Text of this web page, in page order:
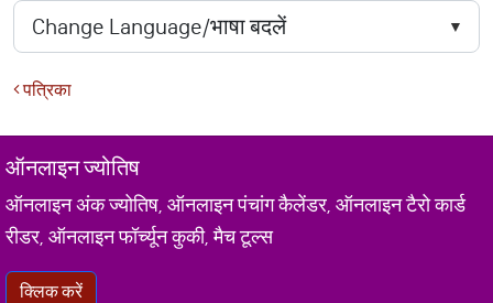
पत्रिका
ऑनलाइन ज्योतिष
ऑनलाइन अंक ज्योतिष, ऑनलाइन पंचांग कैलेंडर, ऑनलाइन टैरो कार्ड
रीडर, ऑनलाइन फॉर्च्यून कुकी, मैच टूल्स
क्लिक करें